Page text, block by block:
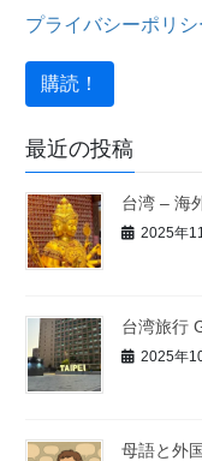
プライバシーポリ
最近の投稿
台湾 – 海
2025年
台湾旅行
2025年
母語と外